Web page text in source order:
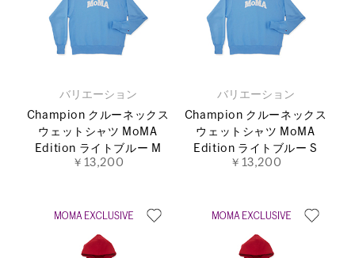
バリエーション
Champion クルーネックス
ウェットシャツ MoMA
Edition ライトブルー M
￥13,200
バリエーション
Champion クルーネックス
ウェットシャツ MoMA
Edition ライトブルー S
￥13,200